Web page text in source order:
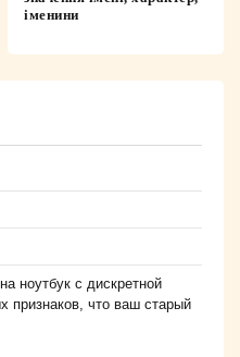
іменини
ноутбук с дискретной
признаков, что ваш старый